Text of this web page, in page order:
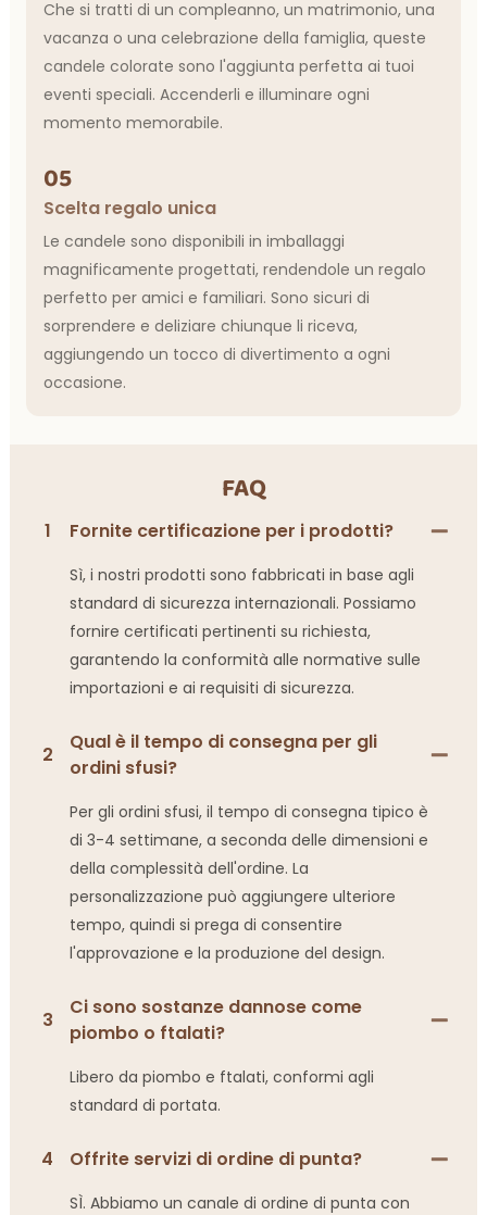
Che si tratti di un compleanno, un matrimonio, una
vacanza o una celebrazione della famiglia, queste
candele colorate sono l'aggiunta perfetta ai tuoi
eventi speciali. Accenderli e illuminare ogni
momento memorabile.
05
Scelta regalo unica
Le candele sono disponibili in imballaggi
magnificamente progettati, rendendole un regalo
perfetto per amici e familiari. Sono sicuri di
sorprendere e deliziare chiunque li riceva,
aggiungendo un tocco di divertimento a ogni
occasione.
FAQ
1 Fornite certificazione per i prodotti?
Sì, i nostri prodotti sono fabbricati in base agli
standard di sicurezza internazionali. Possiamo
fornire certificati pertinenti su richiesta,
garantendo la conformità alle normative sulle
importazioni e ai requisiti di sicurezza.
2
Qual è il tempo di consegna per gli
ordini sfusi?
Per gli ordini sfusi, il tempo di consegna tipico è
di 3-4 settimane, a seconda delle dimensioni e
della complessità dell'ordine. La
personalizzazione può aggiungere ulteriore
tempo, quindi si prega di consentire
l'approvazione e la produzione del design.
3
Ci sono sostanze dannose come
piombo o ftalati?
Libero da piombo e ftalati, conformi agli
standard di portata.
4 Offrite servizi di ordine di punta?
SÌ. Abbiamo un canale di ordine di punta con